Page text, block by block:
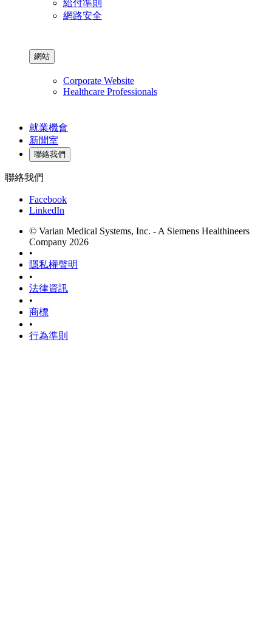
給付準則
網路安全
網站
Corporate Website
Healthcare Professionals
就業機會
新聞室
聯絡我們
聯絡我們
Facebook
LinkedIn
© Varian Medical Systems, Inc. - A Siemens Healthineers
Company 2026
•
隱私權聲明
•
法律資訊
•
商標
•
行為準則